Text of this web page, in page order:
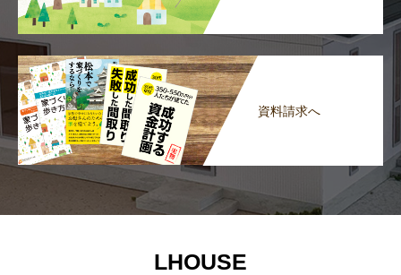
資料請求へ
LHOUSE